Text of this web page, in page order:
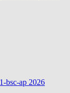
bsc-ap 2026